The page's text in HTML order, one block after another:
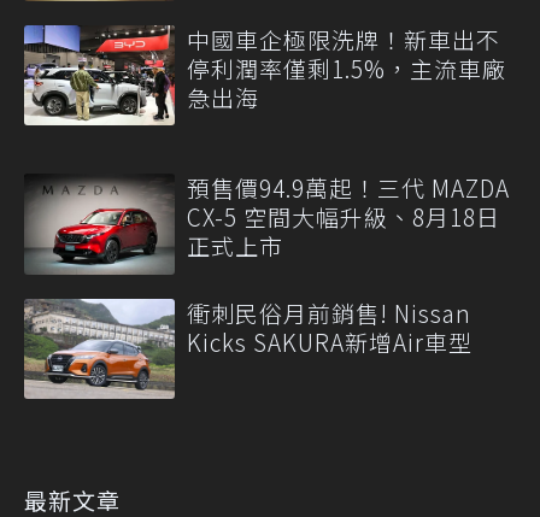
中國車企極限洗牌！新車出不
停利潤率僅剩1.5%，主流車廠
急出海
預售價94.9萬起！三代 MAZDA
CX-5 空間大幅升級、8月18日
正式上市
衝刺民俗月前銷售! Nissan
Kicks SAKURA新增Air車型
最新文章